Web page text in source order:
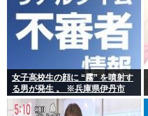
女子高校生の顔に “霧” を噴射す
る男が発生 。 ※兵庫県伊丹市